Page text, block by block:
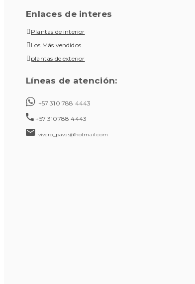
Enlaces de interes
Plantas de interior
Los Más vendidos
plantas de exterior
Líneas de atención:
+57 310 788 4443
+57 310788 4443
vivero_pavas@hotmail.com